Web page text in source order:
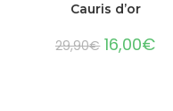
Cauris d’or
29,90€ 16,00€